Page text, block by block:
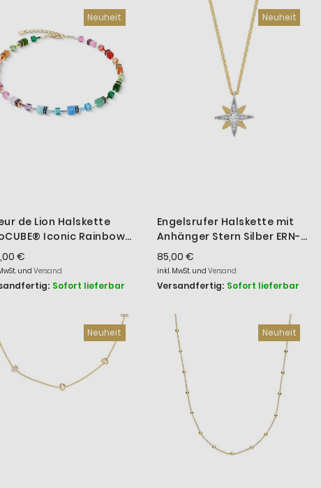
Neuheit
de Lion Halskette
Iconic Rainbow
Ton 4905/10-1520
€
und Versand
Sofort lieferbar
Neuheit
Engelsrufer Halskette mit
Anhänger Stern Silber ERN-
NEWSTAR-ZI-BIG
85,00 €
inkl. MwSt. und Versand
Versandfertig: Sofort lieferbar
Neuheit Neuheit